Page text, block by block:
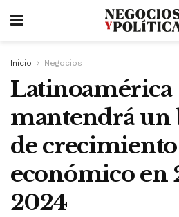
Inicio Negocios
Latinoamérica
mantendrá un
de crecimiento
económico en
2024